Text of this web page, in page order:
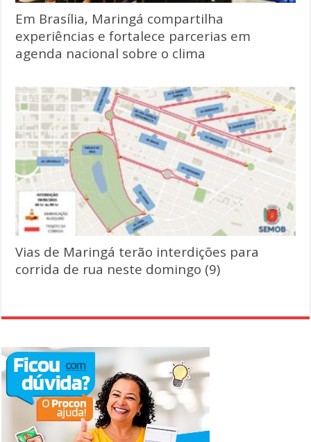
Em Brasília, Maringá compartilha
experiências e fortalece parcerias em
agenda nacional sobre o clima
Vias de Maringá terão interdições para
corrida de rua neste domingo (9)